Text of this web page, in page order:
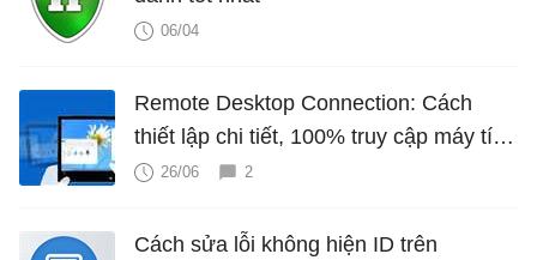
06/04
Remote Desktop Connection: Cách
thiết lập chi tiết, 100% truy cập máy tính
qua Internet thành công
26/06 2
Cách sửa lỗi không hiện ID trên